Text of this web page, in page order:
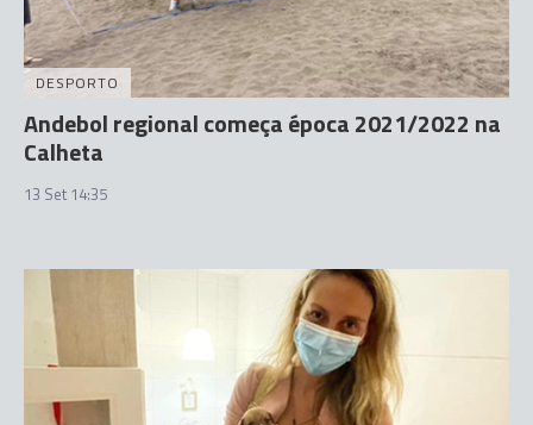
DESPORTO
Andebol regional começa época 2021/2022 na
Calheta
13 Set 14:35